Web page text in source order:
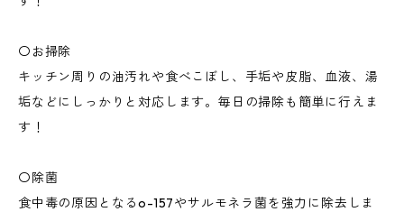
〇お掃除
キッチン周りの油汚れや食べこぼし、手垢や皮脂、血液、湯
垢などにしっかりと対応します。毎日の掃除も簡単に行えま
す！
〇除菌
食中毒の原因となるo-157やサルモネラ菌を強力に除去しま